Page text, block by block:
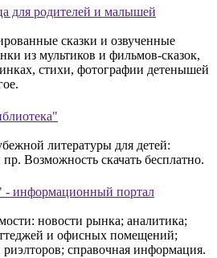
для родителей и малышей
сказки и озвученные
из мультиков и фильмов-сказок,
стихи, фотографии детенышей
литературы для детей:
Возможность скачать бесплатно.
- информационный портал
новости рынка; аналитика;
и офисных помещений;
справочная информация.